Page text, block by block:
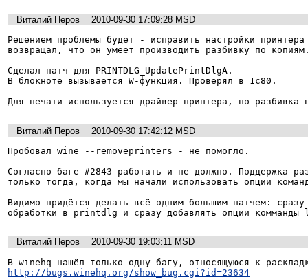
Виталий Перов
2010-09-30 17:09:28 MSD
Решением проблемы будет - исправить настройки
возвращал, что он умеет производить разбивку по
Сделал патч для PRINTDLG_UpdatePrintDlgA.
В блокноте вызывается W-функция. Проверял в 1с80.
Виталий Перов
2010-09-30 17:42:12 MSD
Пробовал wine --removeprinters - не помогло.
Согласно баге #2843 работать и не должно. Поддержка
только тогда, когда мы начали использовать опции
Видимо придётся делать всё одним большим патчем: сразу
обработки в printdlg и сразу добавлять опции
Виталий Перов 2010-09-30 19:03:11 MSD
http://bugs.winehq.org/show_bug.cgi?id=23634